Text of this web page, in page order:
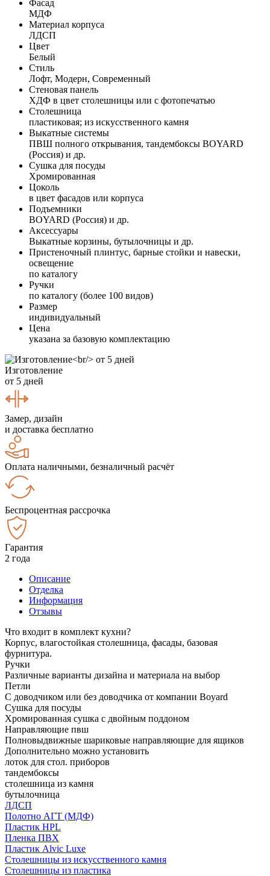
Фасад
МДФ
Материал корпуса
ЛДСП
Цвет
Белый
Стиль
Лофт, Модерн, Современный
Стеновая панель
ХДФ в цвет столешницы или с фотопечатью
Столешница
пластиковая; из искусственного камня
Выкатные системы
ПВШ полного открывания, тандембоксы BOYARD
(Россия) и др.
Сушка для посуды
Хромированная
Цоколь
в цвет фасадов или корпуса
Подъемники
BOYARD (Россия) и др.
Аксессуары
Выкатные корзины, бутылочницы и др.
Пристеночный плинтус, барные стойки и навески,
освещение
по каталогу
Ручки
по каталогу (более 100 видов)
Размер
индивидуальный
Цена
указана за базовую комплектацию
Изготовление
от 5 дней
Замер, дизайн
и доставка бесплатно
Оплата наличными, безналичный расчёт
Беспроцентная рассрочка
Гарантия
2 года
Описание
Отделка
Информация
Отзывы
Что входит в комплект кухни?
Корпус, влагостойкая столешница, фасады, базовая
фурнитура.
Ручки
Различные варианты дизайна и материала на выбор
Петли
С доводчиком или без доводчика от компании Boyard
Сушка для посуды
Хромированная сушка с двойным поддоном
Направляющие пвш
Полновыдвижные шариковые направляющие для ящиков
Дополнительно можно установить
лоток для стол. приборов
тандембоксы
столешница из камня
бутылочница
ЛДСП
Полотно АГТ (МДФ)
Пластик HPL
Пленка ПВХ
Пластик Alvic Luxe
Столешницы из искусственного камня
Столешницы из пластика